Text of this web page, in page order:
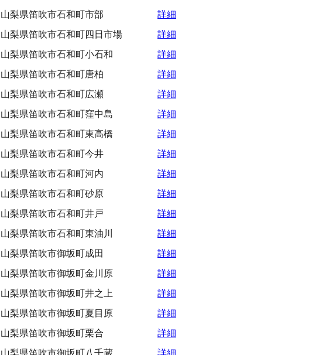
山梨県笛吹市石和町市部
詳細
山梨県笛吹市石和町四日市場
詳細
山梨県笛吹市石和町小石和
詳細
山梨県笛吹市石和町唐柏
詳細
山梨県笛吹市石和町広瀬
詳細
山梨県笛吹市石和町窪中島
詳細
山梨県笛吹市石和町東高橋
詳細
山梨県笛吹市石和町今井
詳細
山梨県笛吹市石和町河内
詳細
山梨県笛吹市石和町砂原
詳細
山梨県笛吹市石和町井戸
詳細
山梨県笛吹市石和町東油川
詳細
山梨県笛吹市御坂町成田
詳細
山梨県笛吹市御坂町金川原
詳細
山梨県笛吹市御坂町井之上
詳細
山梨県笛吹市御坂町夏目原
詳細
山梨県笛吹市御坂町栗合
詳細
山梨県笛吹市御坂町八千蔵
詳細